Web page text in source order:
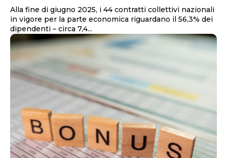
Alla fine di giugno 2025, i 44 contratti collettivi nazionali
in vigore per la parte economica riguardano il 56,3% dei
dipendenti – circa 7,4...